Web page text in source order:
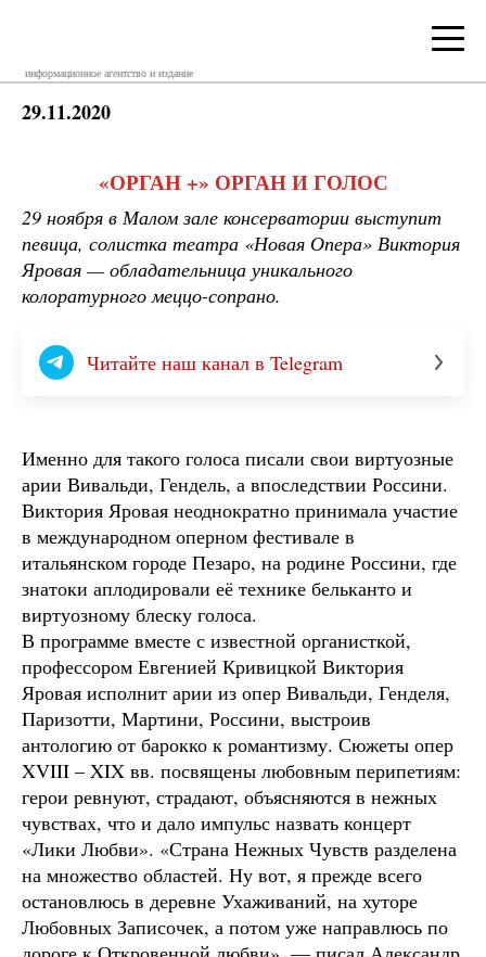
информационное агентство и издание
29.11.2020
«ОРГАН +» ОРГАН И ГОЛОС
29 ноября в Малом зале консерватории выступит
певица, солистка театра «Новая Опера» Виктория
Яровая — обладательница уникального
колоратурного меццо-сопрано.
Читайте наш канал в Telegram
Именно для такого голоса писали свои виртуозные
арии Вивальди, Гендель, а впоследствии Россини.
Виктория Яровая неоднократно принимала участие
в международном оперном фестивале в
итальянском городе Пезаро, на родине Россини, где
знатоки аплодировали её технике бельканто и
виртуозному блеску голоса.
В программе вместе с известной органисткой,
профессором Евгенией Кривицкой Виктория
Яровая исполнит арии из опер Вивальди, Генделя,
Паризотти, Мартини, Россини, выстроив
антологию от барокко к романтизму. Сюжеты опер
XVIII – XIX вв. посвящены любовным перипетиям:
герои ревнуют, страдают, объясняются в нежных
чувствах, что и дало импульс назвать концерт
«Лики Любви». «Страна Нежных Чувств разделена
на множество областей. Ну вот, я прежде всего
остановлюсь в деревне Ухаживаний, на хуторе
Любовных Записочек, а потом уже направлюсь по